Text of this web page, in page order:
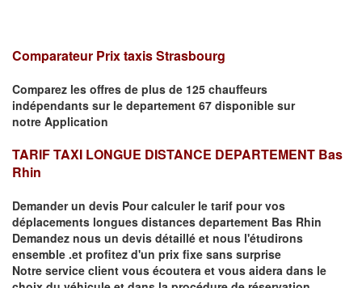
Comparateur Prix taxis Strasbourg
Comparez les offres de plus de 125 chauffeurs
indépendants sur le departement 67 disponible sur
notre Application
TARIF TAXI LONGUE DISTANCE DEPARTEMENT Bas
Rhin
Demander un devis Pour calculer le tarif pour vos
déplacements longues distances departement Bas Rhin
Demandez nous un devis détaillé et nous l'étudirons
ensemble .et profitez d'un prix fixe sans surprise
Notre service client vous écoutera et vous aidera dans le